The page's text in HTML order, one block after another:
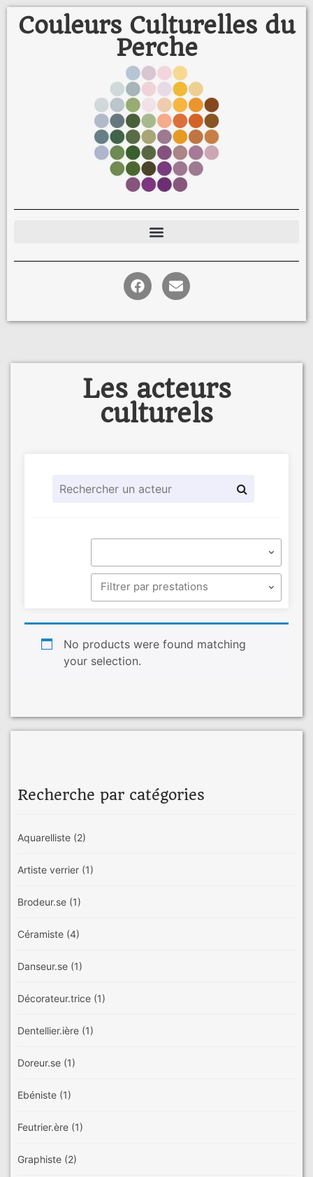
Couleurs Culturelles du
Perche
Recherche par catégories
Aquarelliste (2)
Artiste verrier (1)
Brodeur.se (1)
Céramiste (4)
Danseur.se (1)
Décorateur.trice (1)
Dentellier.ière (1)
Doreur.se (1)
Ebéniste (1)
Feutrier.ère (1)
Graphiste (2)
Les acteurs
culturels
No products were found matching
your selection.